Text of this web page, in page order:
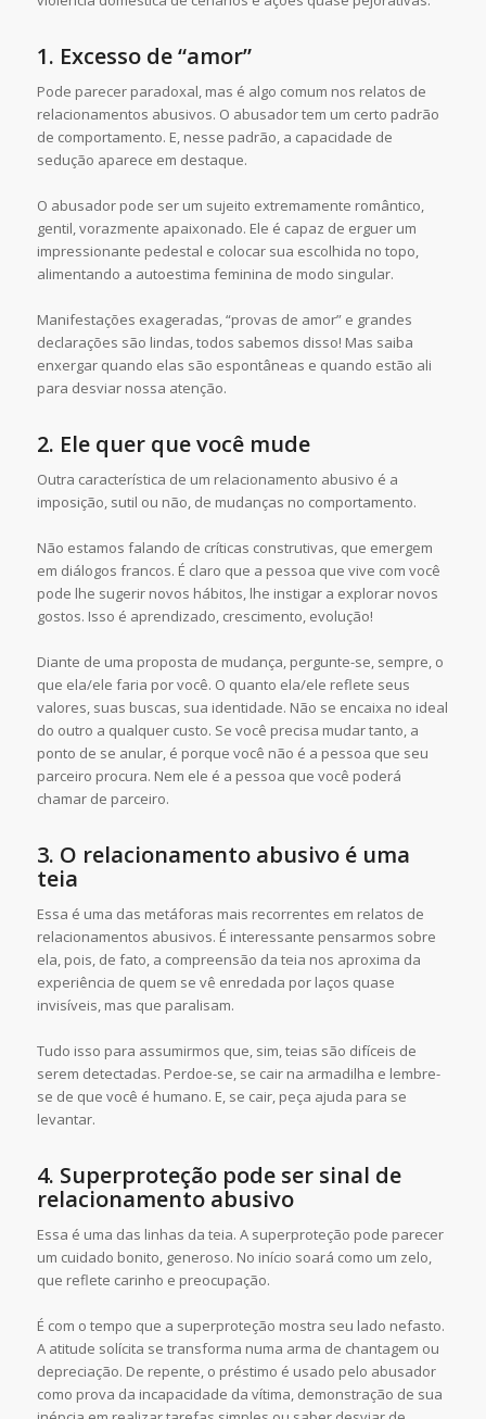
1. Excesso de “amor”
Pode parecer paradoxal, mas é algo comum nos relatos de
relacionamentos abusivos. O abusador tem um certo padrão
de comportamento. E, nesse padrão, a capacidade de
sedução aparece em destaque.
O abusador pode ser um sujeito extremamente romântico,
gentil, vorazmente apaixonado. Ele é capaz de erguer um
impressionante pedestal e colocar sua escolhida no topo,
alimentando a autoestima feminina de modo singular.
Manifestações exageradas, “provas de amor” e grandes
declarações são lindas, todos sabemos disso! Mas saiba
enxergar quando elas são espontâneas e quando estão ali
para desviar nossa atenção.
2. Ele quer que você mude
Outra característica de um relacionamento abusivo é a
imposição, sutil ou não, de mudanças no comportamento.
Não estamos falando de críticas construtivas, que emergem
em diálogos francos. É claro que a pessoa que vive com você
pode lhe sugerir novos hábitos, lhe instigar a explorar novos
gostos. Isso é aprendizado, crescimento, evolução!
Diante de uma proposta de mudança, pergunte-se, sempre, o
que ela/ele faria por você. O quanto ela/ele reflete seus
valores, suas buscas, sua identidade. Não se encaixa no ideal
do outro a qualquer custo. Se você precisa mudar tanto, a
ponto de se anular, é porque você não é a pessoa que seu
parceiro procura. Nem ele é a pessoa que você poderá
chamar de parceiro.
3. O relacionamento abusivo é uma
teia
Essa é uma das metáforas mais recorrentes em relatos de
relacionamentos abusivos. É interessante pensarmos sobre
ela, pois, de fato, a compreensão da teia nos aproxima da
experiência de quem se vê enredada por laços quase
invisíveis, mas que paralisam.
Tudo isso para assumirmos que, sim, teias são difíceis de
serem detectadas. Perdoe-se, se cair na armadilha e lembre-
se de que você é humano. E, se cair, peça ajuda para se
levantar.
4. Superproteção pode ser sinal de
relacionamento abusivo
Essa é uma das linhas da teia. A superproteção pode parecer
um cuidado bonito, generoso. No início soará como um zelo,
que reflete carinho e preocupação.
É com o tempo que a superproteção mostra seu lado nefasto.
A atitude solícita se transforma numa arma de chantagem ou
depreciação. De repente, o préstimo é usado pelo abusador
como prova da incapacidade da vítima, demonstração de sua